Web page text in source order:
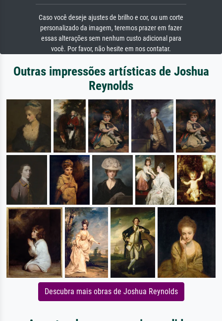
Caso você deseje ajustes de brilho e cor, ou um corte
personalizado da imagem, teremos prazer em fazer
essas alterações sem nenhum custo adicional para
você. Por favor, não hesite em nos contatar.
Outras impressões artísticas de Joshua
Reynolds
Descubra mais obras de Joshua Reynolds